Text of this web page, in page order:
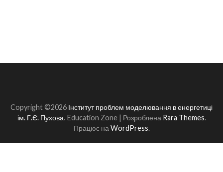
Copyright ©2026 Інститут проблем моделювання в енергетиці
ім. Г.Є. Пухова. Education Zone | Розроблена Rara Themes.
Працює на WordPress.